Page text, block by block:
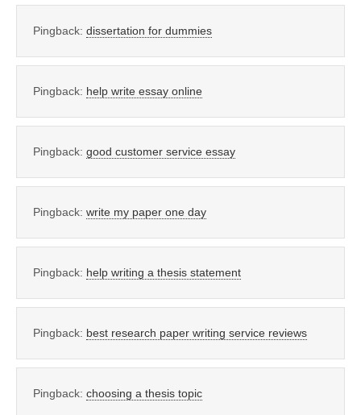
Pingback: dissertation for dummies
Pingback: help write essay online
Pingback: good customer service essay
Pingback: write my paper one day
Pingback: help writing a thesis statement
Pingback: best research paper writing service reviews
Pingback: choosing a thesis topic